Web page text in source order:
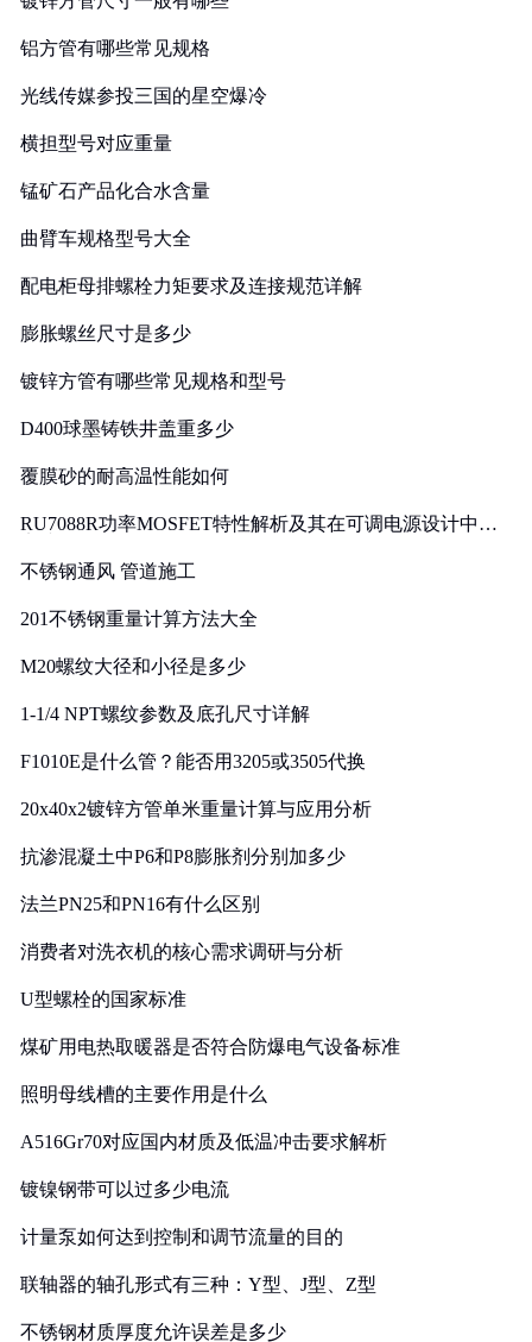
铝方管有哪些常见规格
光线传媒参投三国的星空爆冷
横担型号对应重量
锰矿石产品化合水含量
曲臂车规格型号大全
配电柜母排螺栓力矩要求及连接规范详解
膨胀螺丝尺寸是多少
镀锌方管有哪些常见规格和型号
D400球墨铸铁井盖重多少
覆膜砂的耐高温性能如何
RU7088R功率MOSFET特性解析及其在可调电源设计中的
不锈钢通风 管道施工
201不锈钢重量计算方法大全
M20螺纹大径和小径是多少
1-1/4 NPT螺纹参数及底孔尺寸详解
F1010E是什么管？能否用3205或3505代换
20x40x2镀锌方管单米重量计算与应用分析
抗渗混凝土中P6和P8膨胀剂分别加多少
法兰PN25和PN16有什么区别
消费者对洗衣机的核心需求调研与分析
U型螺栓的国家标准
煤矿用电热取暖器是否符合防爆电气设备标准
照明母线槽的主要作用是什么
A516Gr70对应国内材质及低温冲击要求解析
镀镍钢带可以过多少电流
计量泵如何达到控制和调节流量的目的
联轴器的轴孔形式有三种：Y型、J型、Z型
不锈钢材质厚度允许误差是多少